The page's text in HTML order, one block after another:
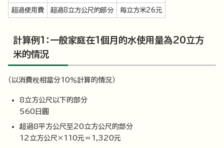
超過使用費 超過8立方公尺的部分 每立方米26元
計算例1：一般家庭在1個月的水使用量為20立方
米的情況
（以消費稅相當分10％計算的情況）
8立方公尺以下的部分
560日圓
超過8平方公尺至20立方公尺的部分
12立方公尺×110元＝1,320元